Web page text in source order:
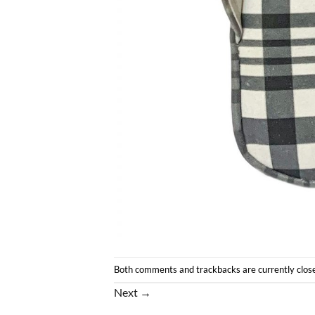
Both comments and trackbacks are currently
Next →